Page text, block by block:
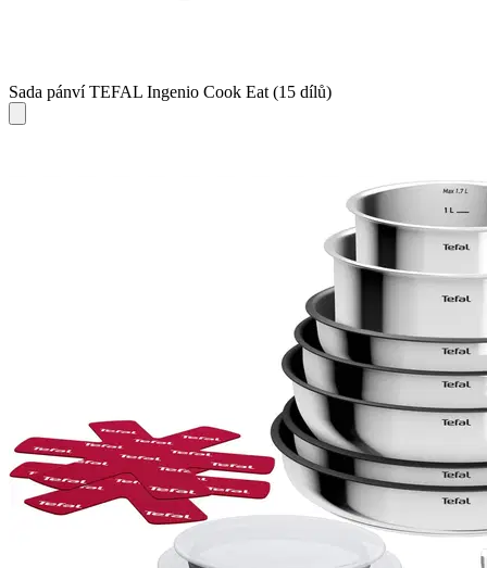
Sada pánví TEFAL Ingenio Cook Eat (15 dílů)